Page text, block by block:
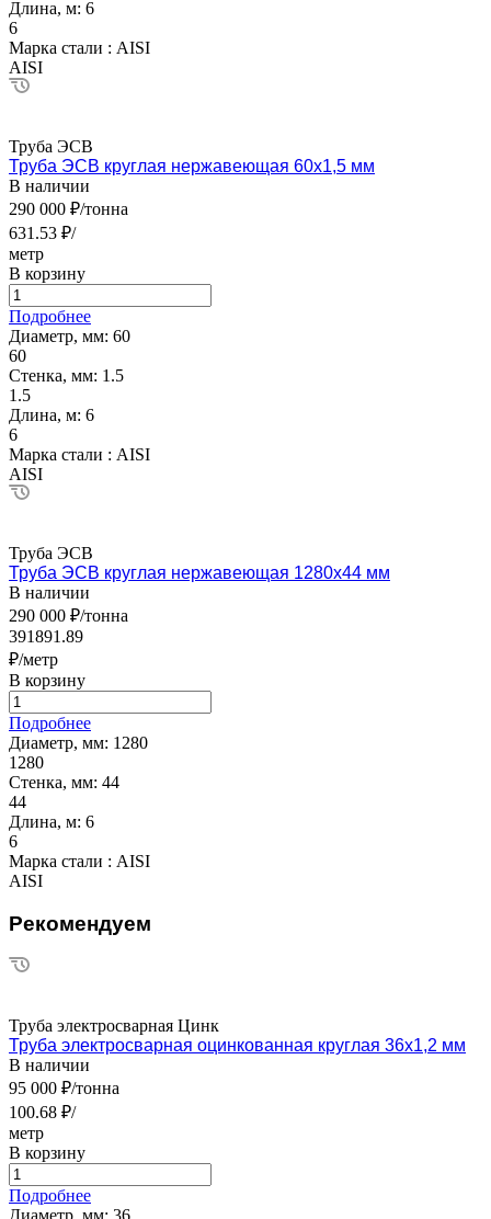
Длина, м: 6
6
Марка стали : AISI
AISI
Труба ЭСВ
Труба ЭСВ круглая нержавеющая 60х1,5 мм
В наличии
290 000 ₽/тонна
631.53 ₽/
метр
В корзину
Подробнее
Диаметр, мм: 60
60
Стенка, мм: 1.5
1.5
Длина, м: 6
6
Марка стали : AISI
AISI
Труба ЭСВ
Труба ЭСВ круглая нержавеющая 1280х44 мм
В наличии
290 000 ₽/тонна
391891.89
₽/метр
В корзину
Подробнее
Диаметр, мм: 1280
1280
Стенка, мм: 44
44
Длина, м: 6
6
Марка стали : AISI
AISI
Рекомендуем
Труба электросварная Цинк
Труба электросварная оцинкованная круглая 36х1,2 мм
В наличии
95 000 ₽/тонна
100.68 ₽/
метр
В корзину
Подробнее
Диаметр, мм: 36